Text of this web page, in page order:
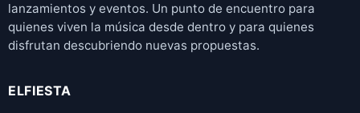
lanzamientos y eventos. Un punto de encuentro para
quienes viven la música desde dentro y para quienes
disfrutan descubriendo nuevas propuestas.
ELFIESTA